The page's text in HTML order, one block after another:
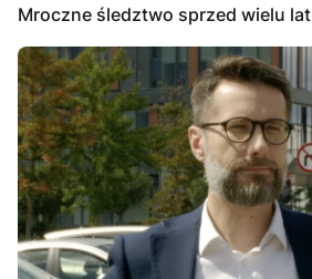
Mroczne śledztwo sprzed wielu lat